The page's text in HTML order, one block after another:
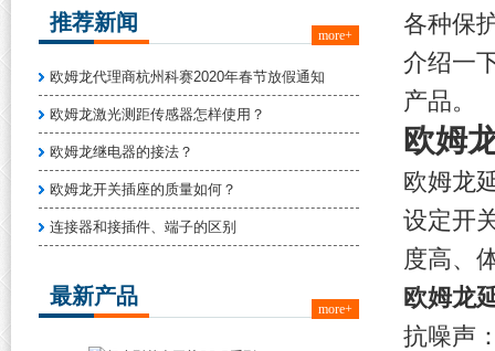
推荐新闻
more+
欧姆龙代理商杭州科赛2020年春节放假通知
欧姆龙激光测距传感器怎样使用？
欧姆龙继电器的接法？
欧姆龙开关插座的质量如何？
连接器和接插件、端子的区别
最新产品
more+
各种保
介绍一
产品。
欧姆
欧姆龙
设定开
度高、
欧姆龙
抗噪声